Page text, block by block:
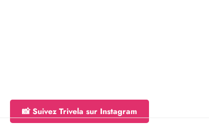
📸 Suivez Trivela sur Instagram